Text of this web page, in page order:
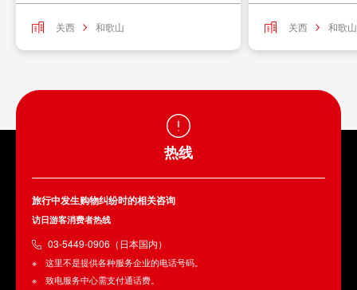
关西 和歌山 关西 和歌山
热线
旅行中发生购物纠纷时的相关咨询
访日游客消费者热线
03-5449-0906（日本国内）
这里不是提供各种服务企业的电话号码。
致电服务中心需支付通话费。